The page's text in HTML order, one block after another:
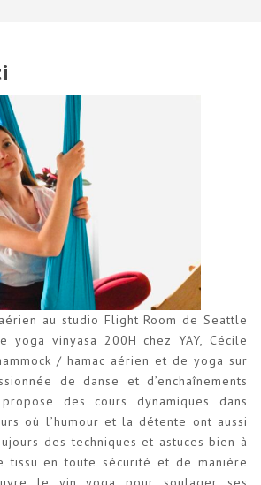
au studio Flight Room de Seattle
yoga vinyasa 200H chez YAY, Cécile
/ hamac aérien et de yoga sur
de danse et d’enchaînements
des cours dynamiques dans
où l’humour et la détente ont aussi
des techniques et astuces bien à
en toute sécurité et de manière